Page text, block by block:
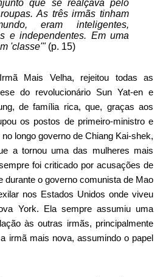
que se realçava pelo
As três irmãs tinham
eram inteligentes,
e independentes. Em uma
'classe'"(p. 15)
Mais Velha, rejeitou todas as
do revolucionário Sun Yat-en e
de família rica, que, graças aos
os postos de primeiro-ministro e
longo governo de Chiang Kai-shek,
a tornou uma das mulheres mais
foi criticado por acusações de
durante o governo comunista de Mao
nos Estados Unidos onde viveu
York. Ela sempre assumiu uma
às outras irmãs, principalmente
irmã mais nova, assumindo o papel